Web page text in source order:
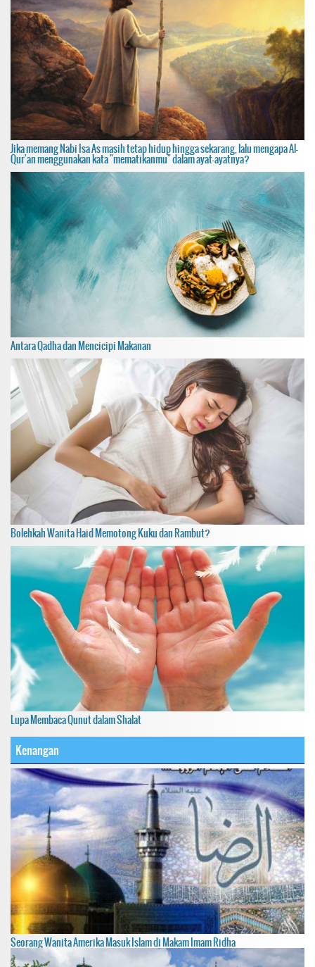
Jika memang Nabi Isa As masih tetap hidup hingga sekarang, lalu mengapa Al-
Qur'an menggunakan kata "mematikanmu" dalam ayat-ayatnya?
Antara Qadha dan Mencicipi Makanan
Bolehkah Wanita Haid Memotong Kuku dan Rambut?
Lupa Membaca Qunut dalam Shalat
Kenangan
Seorang Wanita Amerika Masuk Islam di Makam Imam Ridha